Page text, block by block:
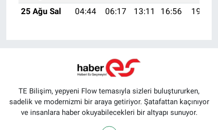
25 Ağu Sal
04:44 06:17 13:11 16:56 19:56
TE Bilişim, yepyeni Flow temasıyla sizleri buluştururken,
sadelik ve modernizmi bir araya getiriyor. Şatafattan kaçınıyor
ve insanlara haber okuyabilecekleri bir altyapı sunuyor.